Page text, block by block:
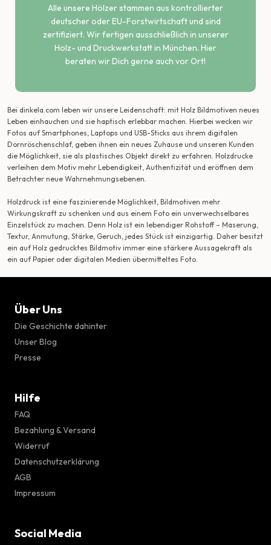
Alle unsere Hölzer stammen aus kontrollierter
deutscher oder EU-Forstwirtschaft und sind
zertifiziert. Wir fertigen ausschließlich in unserer
Holz- und Druckwerkstatt in München. Hier
beraten wir Dich gerne auch vor Ort!
Bei dinkela.com leben wir unsere Leidenschaft: mit Holz Bildmotiven neues
Leben einhauchen und sie haptisch erlebbar machen. Hierbei wecken wir
Fotos auf Smartphones, Laptops und USB-Sticks aus ihrem digitalen
Dornröschenschlaf, geben ihnen ein neues Zuhause und unseren Kunden
die Möglichkeit, sie als plastisches Objekt direkt zu erfahren. Holzdrucke
verleihen dem Motiv mehr Lebendigkeit, Authentizität und eröffnen dem
Betrachter neue Wahrnehmungsebenen.
Holzdruck ist eine faszinierende Möglichkeit, Bildmotiven mehr
Wirkungskraft zu schenken und aus einem Foto ein unverwechselbares
Einzelstück zu machen. Denn Holz ist ein lebendiger Rohstoff – Maserung,
Textur, Anmutung, Stärke, Geruch, jedes Stück ist einzigartig. Daher besitzt
ein auf Holz gedrucktes Bildmotiv immer eine stärkere Aussagekraft als
ein auf Papier oder digitalen Medien übermitteltes Foto.
Über Uns
Die Geschichte dahinter
Unser Blog
Presse
Hilfe
FAQ
Bezahlung & Versand
Widerruf
Datenschutzerklärung
AGB
Impressum
Social Media